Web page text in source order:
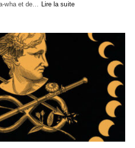
wha et de… Lire la suite